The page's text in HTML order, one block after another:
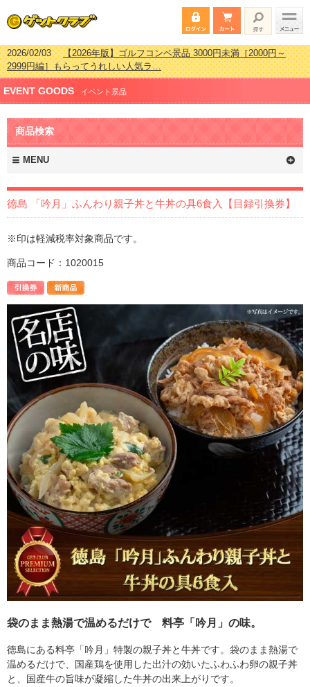
2026/02/03【2026年版】ゴルフコンペ景品 3000円未満［2000円～
2999円編］もらってうれしい人気ラ…
2026/07/15【2026年版】ビンゴゲーム景品おすすめ金額別人気ランキ
ング 更新しました！
2026/04/03【2026年版】ゴルフコンペ景品 3000円未満［2000円～
2999円編］もらってうれしい人気ラ…
2026/02/16
新しました！
EVENT GOODS イベント景品
商品検索
MENU
徳島 「吟月」ふんわり親子丼と牛丼の具6食入【目録引換券】
※印は軽減税率対象商品です。
商品コード：1020015
袋のまま熱湯で温めるだけで 料亭「吟月」の味。
徳島にある料亭「吟月」特製の親子丼と牛丼です。袋のまま熱湯で
温めるだけで、国産鶏を使用した出汁の効いたふわふわ卵の親子丼
と、国産牛の旨味が凝縮した牛丼の出来上がりです。